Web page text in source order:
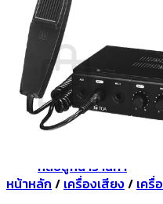
0
ตะกร้าสินค้า
ไม่มีสินค้าในตะกร้า
กลับสู่หน้าร้านค้า
หน้าหลัก / เครื่องเสียง/ เครื่